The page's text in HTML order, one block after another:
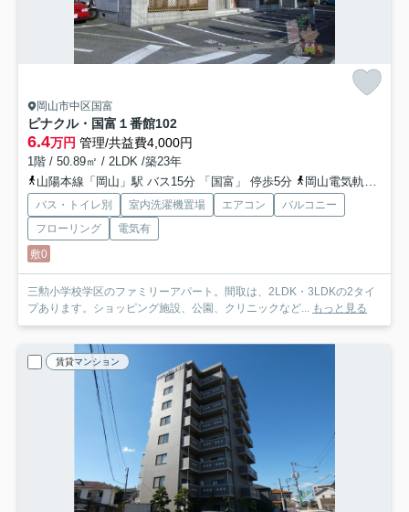
岡山市中区国富
ピナクル・国富１番館102
6.4万円 管理/共益費4,000円
1階 / 50.89㎡ / 2LDK /築23年
山陽本線「岡山」駅 バス15分 「国富」 停歩5分
岡山電気軌道東山本線「中納言」駅 徒歩15分
バス・トイレ別 室内洗濯機置場 エアコン
バルコニー
フローリング
電気有
敷0
三勲小学校学区のファミリーアパート。間取は、2LDK・3LDKの2タイ
プあります。ショッピング施設、公園、クリニックなど... もっと見る
賃貸マンション